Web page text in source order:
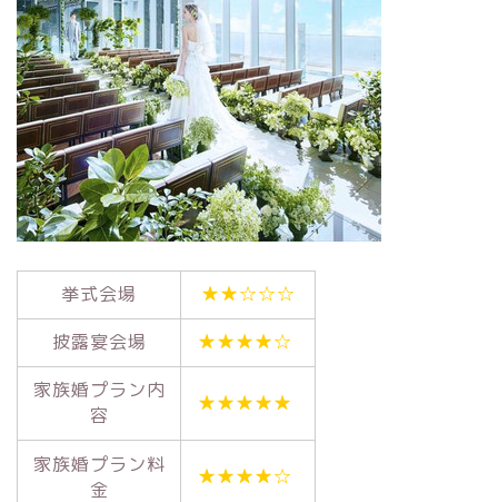
挙式会場
★★☆☆☆
披露宴会場
★★★★☆
家族婚プラン内
容
★★★★★
家族婚プラン料
金
★★★★☆